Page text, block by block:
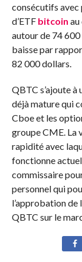
consécutifs avec
d’ETF bitcoin au
autour de 74
baisse par
82 000 dollars.
QBTC s’ajoute à
déjà mature qui
Cboe et les
groupe CME. La
rapidité avec
fonctionne
commissaire
personnel qui
l’approbation de
QBTC sur le